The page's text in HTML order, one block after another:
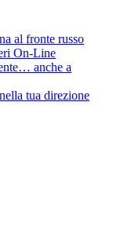
al fronte russo
On-Line
anche a
tua direzione